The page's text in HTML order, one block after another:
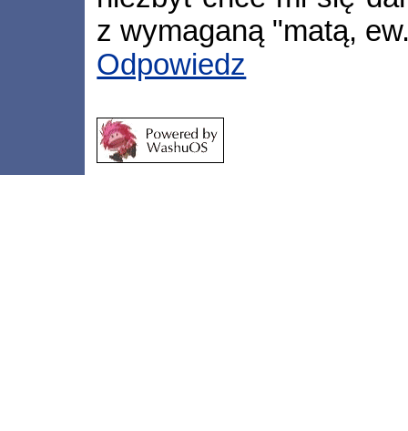
z wymaganą "matą,
Odpowiedz